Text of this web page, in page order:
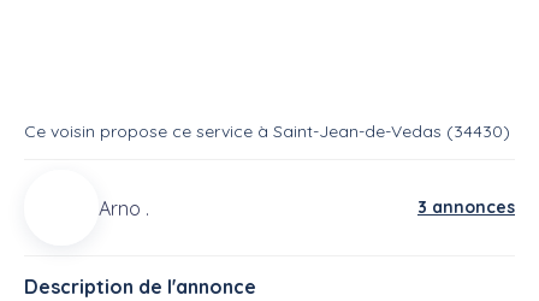
Ce voisin propose ce service à Saint-Jean-de-Vedas (34430)
Arno . 3 annonces
Description de l'annonce